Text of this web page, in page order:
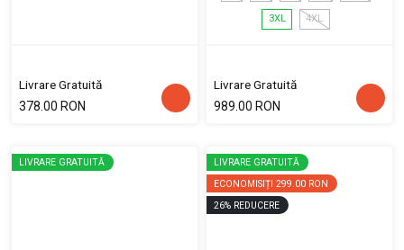
Livrare Gratuită
378.00 RON
3XL 4XL
Livrare Gratuită
989.00 RON
LIVRARE GRATUITĂ
LIVRARE GRATUITĂ
ECONOMISIȚI 299.00 RON
26% REDUCERE